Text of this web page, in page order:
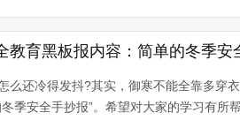
教育黑板报内容：简单的冬季安
么还冷得发抖?其实，御寒不能全靠多穿
季安全手抄报”。希望对大家的学习有所帮